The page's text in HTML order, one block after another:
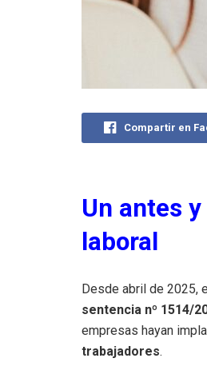
Compartir en
Un antes
laboral
Desde abril de 2025,
sentencia nº 1514/
empresas hayan
trabajadores.